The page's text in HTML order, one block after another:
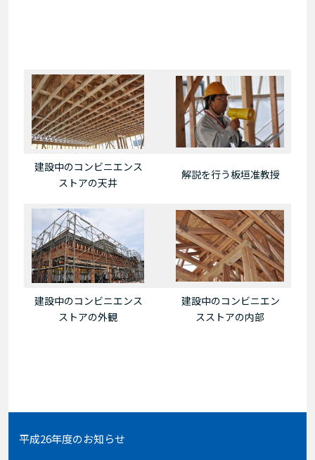
建設中のコンビニエンス
ストアの天井
解説を行う板垣准教授
建設中のコンビニエンス
ストアの外観
建設中のコンビニエン
スストアの内部
平成26年度のお知らせ